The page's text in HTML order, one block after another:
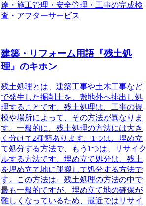
達・施工管理・安全管理・工事の完成検
査・アフターサービス
建築・リフォーム用語『残土処
理』のキホン
残土処理とは、建築工事や土木工事など
で発生した掘削土を、敷地外へ排出し処
理することです。残土処理は、工事の規
模や場所によって、その方法が異なりま
す。一般的に、残土処理の方法には大き
く分けて2種類あります。1つは、埋め立
て処分する方法で、もう1つは、リサイク
ルする方法です。埋め立て処分は、残土
を埋め立て地に運搬して処分する方法で
す。この方法は、残土処理の方法の中で
最も一般的ですが、埋め立て地の確保が
難しくなっているため、最近ではリサイ